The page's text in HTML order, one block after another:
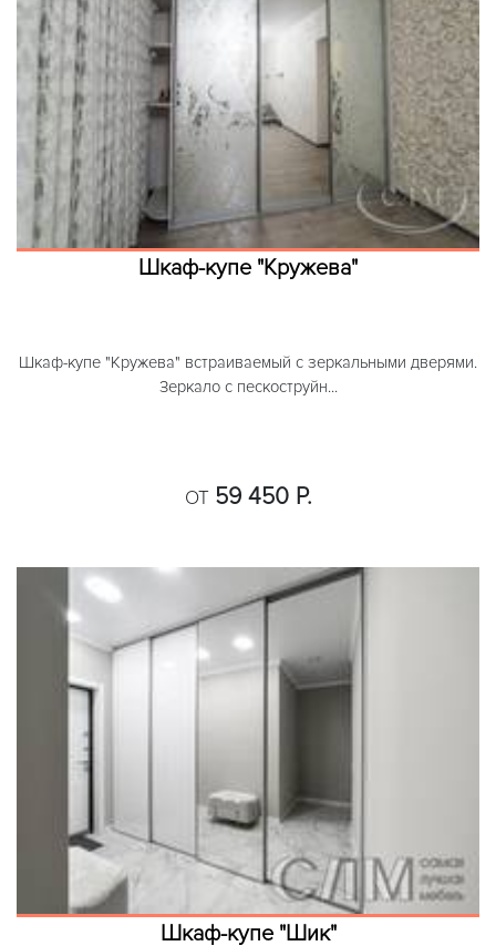
Шкаф-купе "Кружева"
Шкаф-купе "Кружева" встраиваемый с зеркальными дверями.
Зеркало с пескоструйн...
ОТ 59 450 Р.
Шкаф-купе "Шик"